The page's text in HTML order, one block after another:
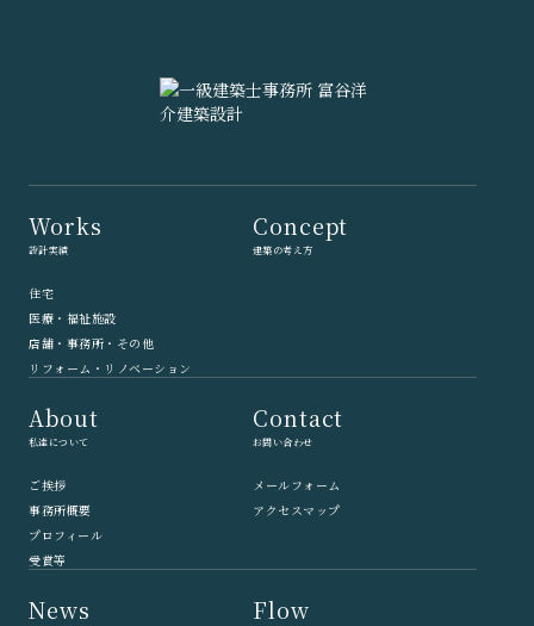
Works
設計実績
住宅
医療・福祉施設
店舗・事務所・その他
リフォーム・リノベーション
Concept
建築の考え方
About
私達について
ご挨拶
事務所概要
プロフィール
受賞等
Contact
お問い合わせ
メールフォーム
アクセスマップ
News Flow